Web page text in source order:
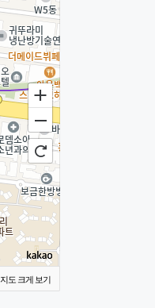
지도 크게 보기